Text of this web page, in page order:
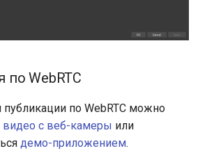
по WebRTC
по WebRTC можно
видео с веб-камеры или
демо-приложением.